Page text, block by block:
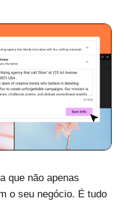
que não apenas
o seu negócio. É tudo